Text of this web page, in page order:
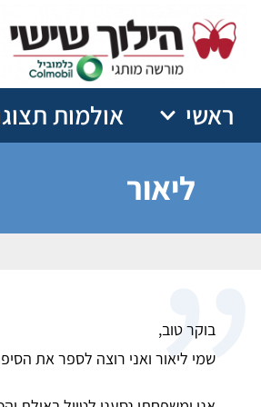
ראשי אולמות
ליאור
בוקר טוב,
שמי ליאור ואני רוצה לספר את